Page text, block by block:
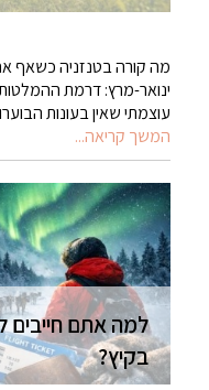
מה קורה בטנזניה כשאף
ינואר-מרץ: דרמת
עוצמתי שאין בעונות
המשך קריאה...
למה אתם חייבים
בקיץ?